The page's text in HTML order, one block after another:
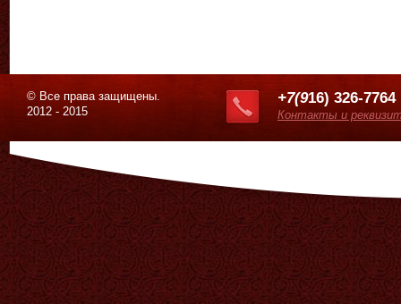
© Все права защищены.
2012 - 2015
+7(916) 326-7764
Контакты и